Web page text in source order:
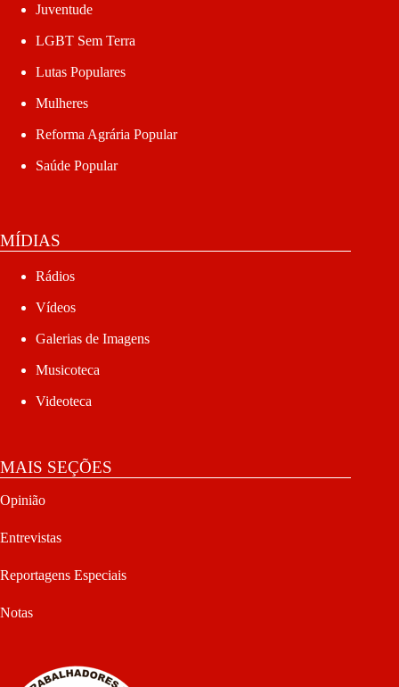
Juventude
LGBT Sem Terra
Lutas Populares
Mulheres
Reforma Agrária Popular
Saúde Popular
MÍDIAS
Rádios
Vídeos
Galerias de Imagens
Musicoteca
Videoteca
MAIS SEÇÕES
Opinião
Entrevistas
Reportagens Especiais
Notas